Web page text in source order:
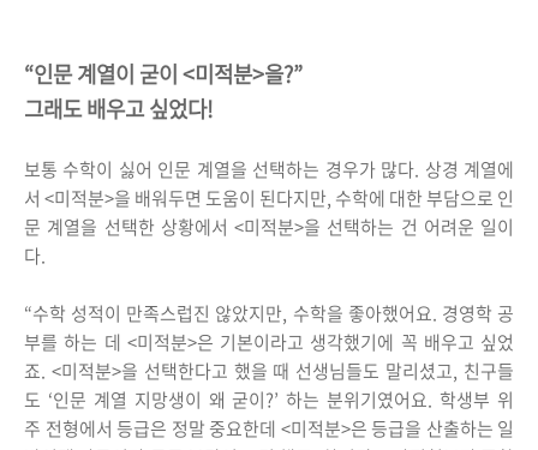
“인문 계열이 굳이 <미적분>을?”
그래도 배우고 싶었다!
보통 수학이 싫어 인문 계열을 선택하는 경우가 많다. 상경 계열에
서 <미적분>을 배워두면 도움이 된다지만, 수학에 대한 부담으로 인
문 계열을 선택한 상황에서 <미적분>을 선택하는 건 어려운 일이
다.
“수학 성적이 만족스럽진 않았지만, 수학을 좋아했어요. 경영학 공
부를 하는 데 <미적분>은 기본이라고 생각했기에 꼭 배우고 싶었
죠. <미적분>을 선택한다고 했을 때 선생님들도 말리셨고, 친구들
도 ‘인문 계열 지망생이 왜 굳이?’ 하는 분위기였어요. 학생부 위
주 전형에서 등급은 정말 중요한데 <미적분>은 등급을 산출하는 일